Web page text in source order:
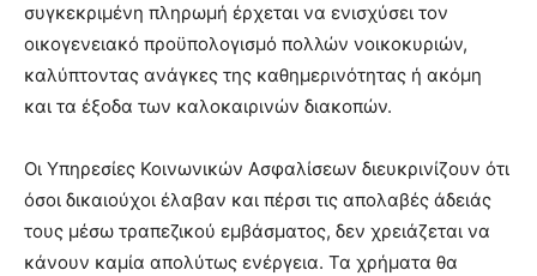
συγκεκριμένη πληρωμή έρχεται να ενισχύσει τον
οικογενειακό προϋπολογισμό πολλών νοικοκυριών,
καλύπτοντας ανάγκες της καθημερινότητας ή ακόμη
και τα έξοδα των καλοκαιρινών διακοπών.
Οι Υπηρεσίες Κοινωνικών Ασφαλίσεων διευκρινίζουν ότι
όσοι δικαιούχοι έλαβαν και πέρσι τις απολαβές άδειάς
τους μέσω τραπεζικού εμβάσματος, δεν χρειάζεται να
κάνουν καμία απολύτως ενέργεια. Τα χρήματα θα